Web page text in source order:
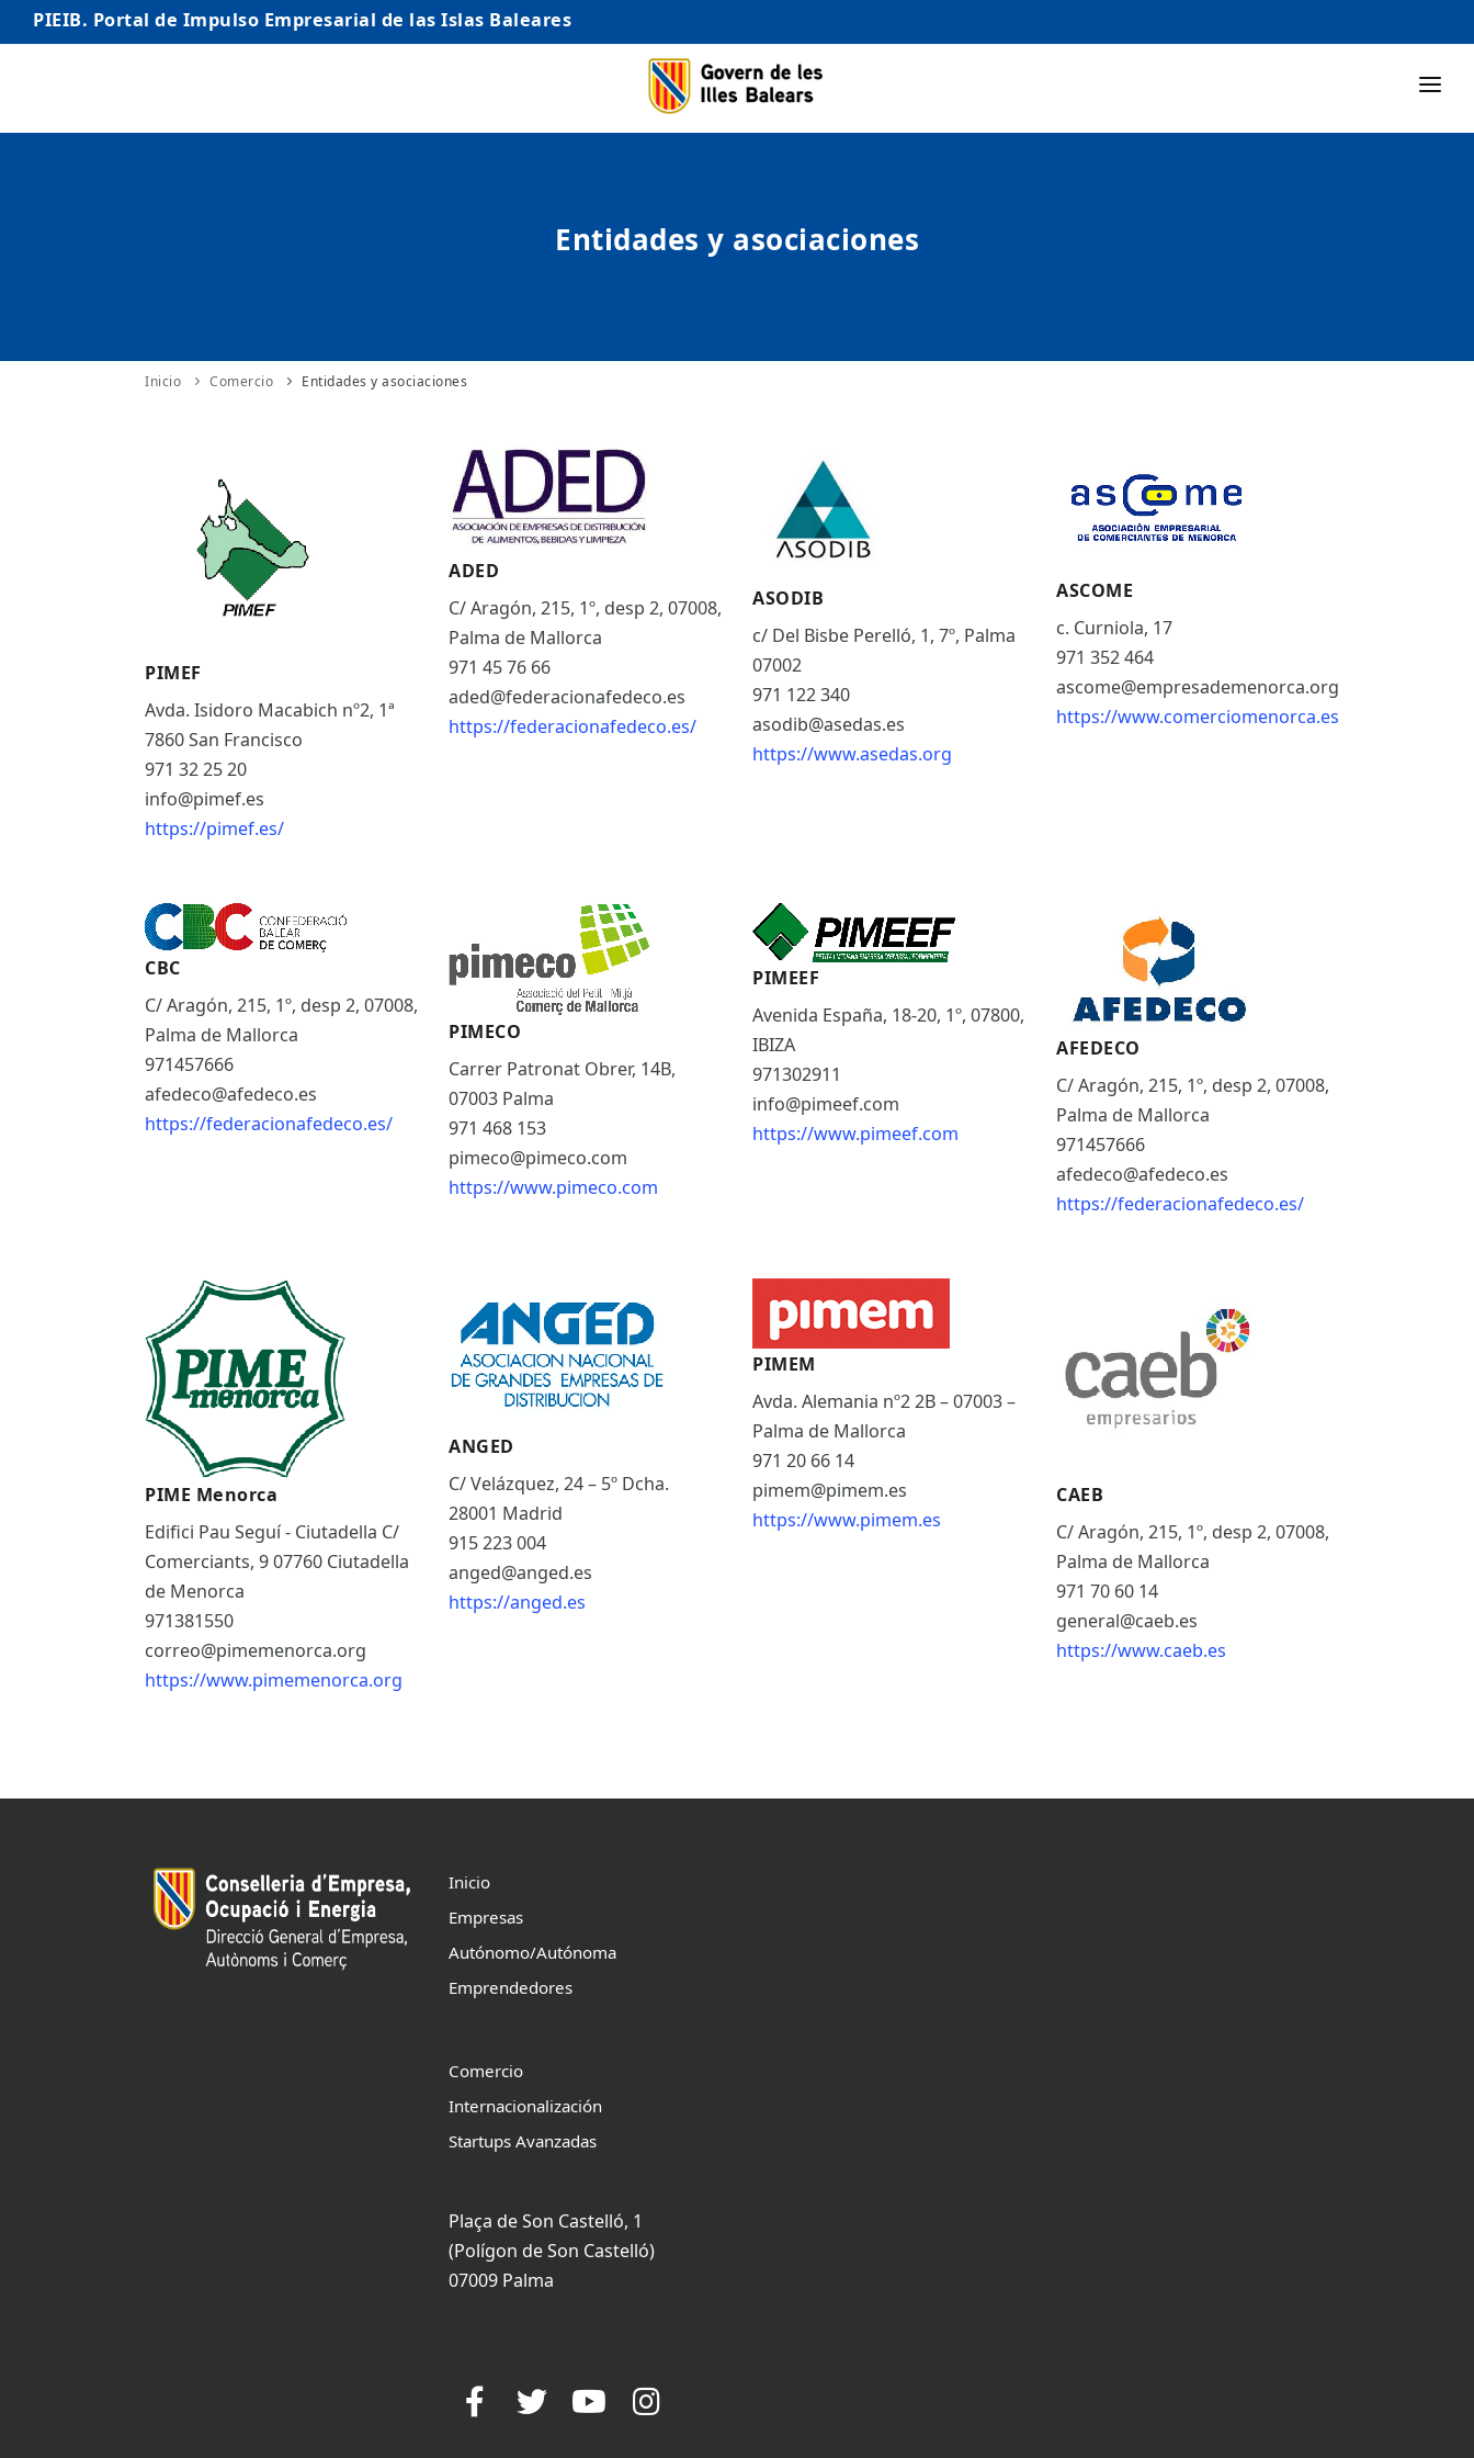
PIEIB. Portal de Impulso Empresarial de las Islas Baleares
INICIO
INTERNACIONALIZACIÓN
Entidades y asociaciones
Inicio Comercio Entidades y asociaciones
PIMEF
Avda. Isidoro Macabich nº2, 1ª
7860 San Francisco
971 32 25 20
info@pimef.es
https://pimef.es/
ADED
C/ Aragón, 215, 1º, desp 2, 07008,
Palma de Mallorca
971 45 76 66
aded@federacionafedeco.es
https://federacionafedeco.es/
ASODIB
c/ Del Bisbe Perelló, 1, 7º, Palma
07002
971 122 340
asodib@asedas.es
https://www.asedas.org
ASCOME
c. Curniola, 17
971 352 464
ascome@empresademenorca.org
https://www.comerciomenorca.es
CBC
C/ Aragón, 215, 1º, desp 2, 07008,
Palma de Mallorca
971457666
afedeco@afedeco.es
https://federacionafedeco.es/
PIMECO
Carrer Patronat Obrer, 14B,
07003 Palma
971 468 153
pimeco@pimeco.com
https://www.pimeco.com
PIMEEF
Avenida España, 18-20, 1º, 07800,
IBIZA
971302911
info@pimeef.com
https://www.pimeef.com
AFEDECO
C/ Aragón, 215, 1º, desp 2, 07008,
Palma de Mallorca
971457666
afedeco@afedeco.es
https://federacionafedeco.es/
PIME Menorca
Edifici Pau Seguí - Ciutadella C/
Comerciants, 9 07760 Ciutadella
de Menorca
971381550
correo@pimemenorca.org
https://www.pimemenorca.org
ANGED
C/ Velázquez, 24 – 5º Dcha.
28001 Madrid
915 223 004
anged@anged.es
https://anged.es
PIMEM
Avda. Alemania nº2 2B – 07003 –
Palma de Mallorca
971 20 66 14
pimem@pimem.es
https://www.pimem.es
CAEB
C/ Aragón, 215, 1º, desp 2, 07008,
Palma de Mallorca
971 70 60 14
general@caeb.es
https://www.caeb.es
Inicio
Empresas
Autónomo/Autónoma
Emprendedores
Comercio
Internacionalización
Startups Avanzadas
Plaça de Son Castelló, 1
(Polígon de Son Castelló)
07009 Palma